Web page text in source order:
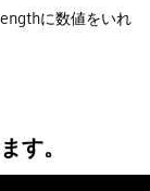
に数値をいれ
す。